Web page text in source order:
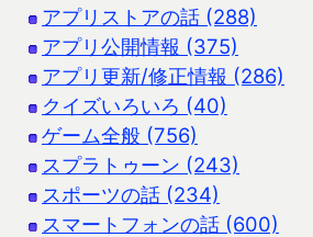
アプリストアの話 (288)
アプリ公開情報 (375)
アプリ更新/修正情報 (286)
クイズいろいろ (40)
ゲーム全般 (756)
スプラトゥーン (243)
スポーツの話 (234)
スマートフォンの話 (600)